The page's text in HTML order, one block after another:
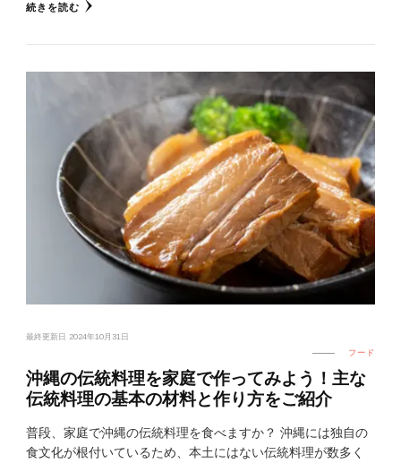
続きを読む
最終更新日 2024年10月31日
フード
沖縄の伝統料理を家庭で作ってみよう！主な
伝統料理の基本の材料と作り方をご紹介
普段、家庭で沖縄の伝統料理を食べますか？ 沖縄には独自の
食文化が根付いているため、本土にはない伝統料理が数多く